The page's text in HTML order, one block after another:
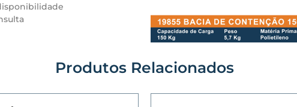
Produtos Relacionados